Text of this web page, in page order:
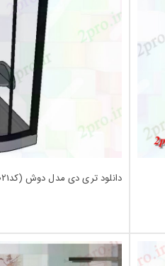
دانلود تری دی مدل دوش (کد27021)